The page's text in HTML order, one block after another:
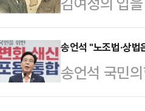
출신인 스텔
타이니 트레
관에서는 모
양이 점점 더
만들기…
행태에 불만
은 대내외 정
김정은 자신
및 한반도 평
송언석 "노조법·상
송언석 국민
과 상법을 '경